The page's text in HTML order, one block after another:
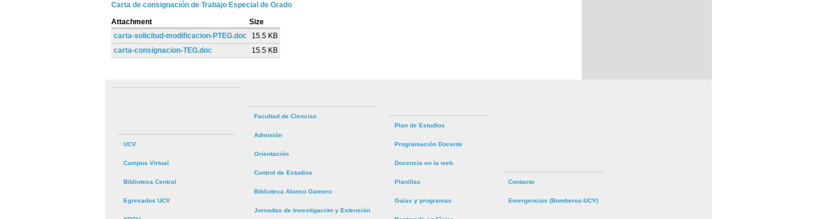
Carta de consignación de Trabajo Especial de Grado
Attachment
Size
carta-solicitud-modificacion-PTEG.doc
15.5 KB
carta-consignacion-TEG.doc
15.5 KB
UCV
Campus Virtual
Biblioteca Central
Egresados UCV
Facultad de Ciencias
Admisión
Orientación
Control de Estudios
Biblioteca Alonso Gamero
Jornadas de Investigación y Extensión
Plan de Estudios
Programación Docente
Docencia en la web
Planillas
Guías y programas
Contacto
Emergencias (Bomberos-UCV)